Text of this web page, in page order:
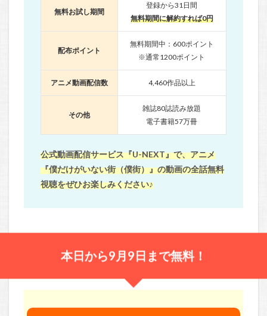
無料お試し期間
登録から31日間
無料期間に解約すれば0円
配布ポイント
無料期間中：600ポイント
※通常1200ポイント
アニメ動画配信数 4,460作品以上
その他
雑誌80誌読み放題
電子書籍57万冊
公式動画配信サービス『U-NEXT』で、アニメ
『僕だけがいない街（僕街）』の動画の全話無料
視聴をぜひお楽しみください♪
本日から9月9日まで無料！